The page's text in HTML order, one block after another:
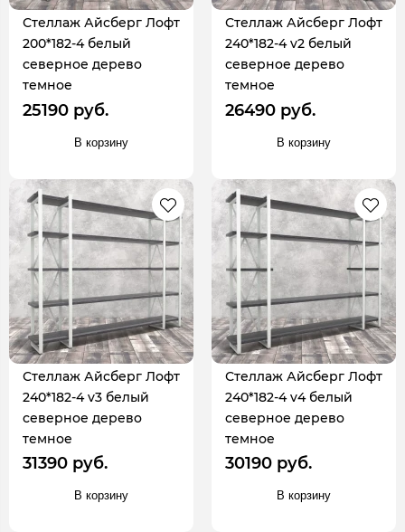
Стеллаж Айсберг Лофт
200*182-4 белый
северное дерево
темное
25190 руб.
В корзину
Стеллаж Айсберг Лофт
240*182-4 v2 белый
северное дерево
темное
26490 руб.
В корзину
Стеллаж Айсберг Лофт
240*182-4 v3 белый
северное дерево
темное
31390 руб.
В корзину
Стеллаж Айсберг Лофт
240*182-4 v4 белый
северное дерево
темное
30190 руб.
В корзину